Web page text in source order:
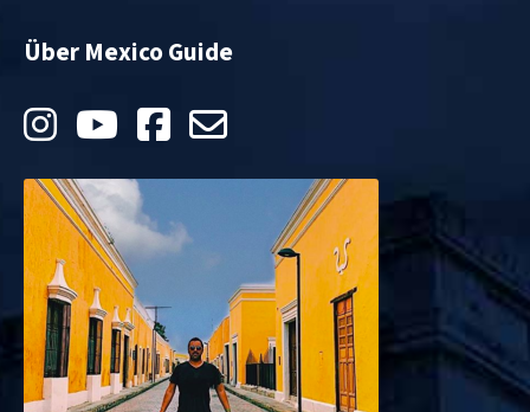
Über Mexico Guide